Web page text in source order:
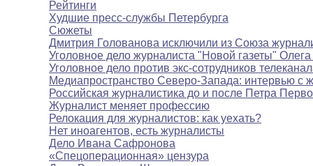
Рейтинги
Худшие пресс-службы Петербурга
Сюжеты
Дмитрия Голованова исключили из Союза
Уголовное дело журналиста "Новой газеты"
Уголовное дело против экс-сотрудников
Медиапространство Северо-Запада: интервью с
Российская журналистика до и после Петра
Журналист меняет профессию
Релокация для журналистов: как уехать?
Нет иноагентов, есть журналисты
Дело Ивана Сафронова
«Спецоперационная» цензура